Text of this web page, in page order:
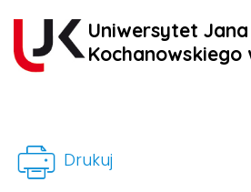
Uniwersytet Jana
Kochanowskiego
Drukuj